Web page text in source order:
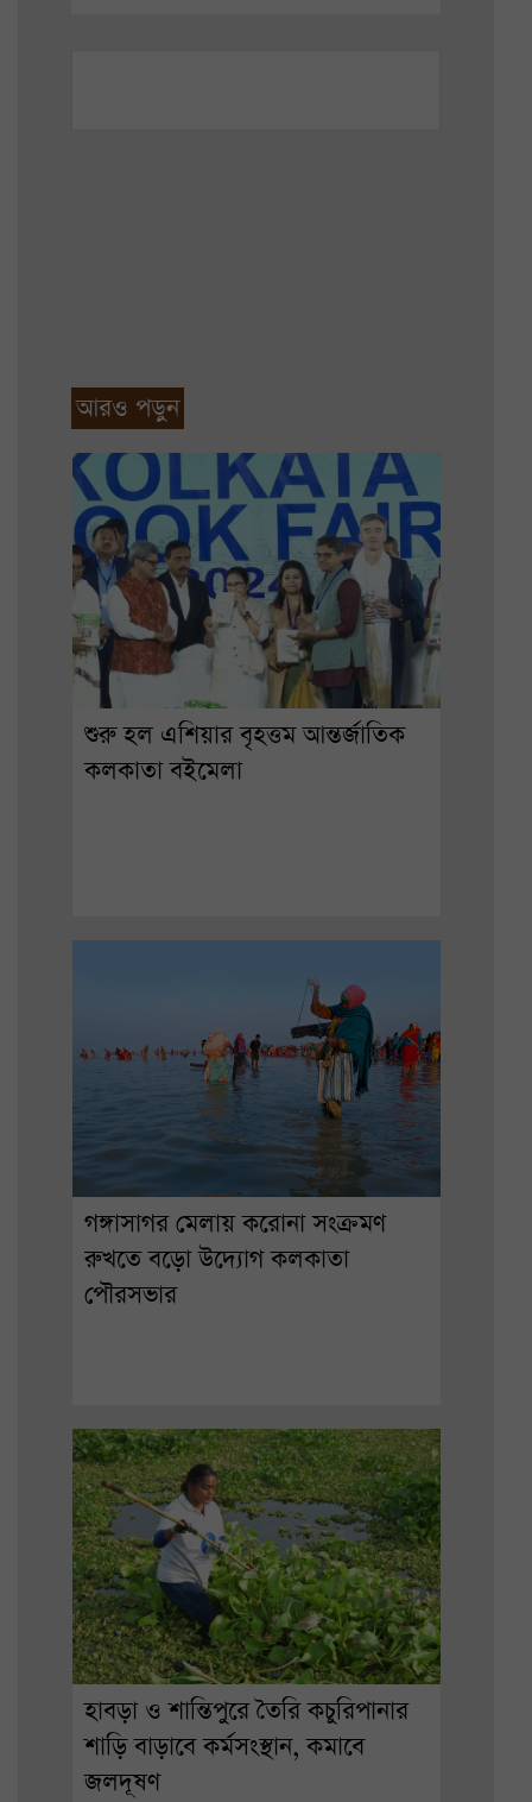
আরও পড়ুন
শুরু হল এশিয়ার বৃহত্তম আন্তর্জাতিক
কলকাতা বইমেলা
গঙ্গাসাগর মেলায় করোনা সংক্রমণ
রুখতে বড়ো উদ্যোগ কলকাতা
পৌরসভার
হাবড়া ও শান্তিপুরে তৈরি কচুরিপানার
শাড়ি বাড়াবে কর্মসংস্থান, কমাবে
জলদূষণ